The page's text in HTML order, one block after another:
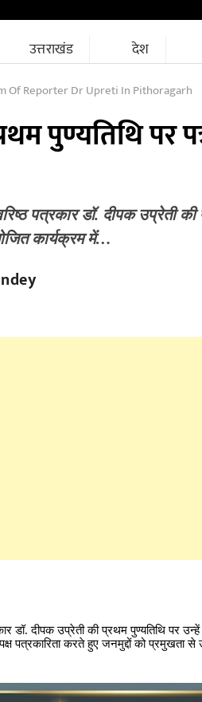
उत्तराखंड देश
Of Reporter Dr Upreti In Pithoragarh
पुण्यतिथि पर
पत्रकार डॉ. दीपक उप्रेती
कार्यक्रम में…
डॉ. दीपक उप्रेती की प्रथम पुण्यतिथि पर
पत्रकारिता करते हुए जनमुद्दों को प्रमुखता से